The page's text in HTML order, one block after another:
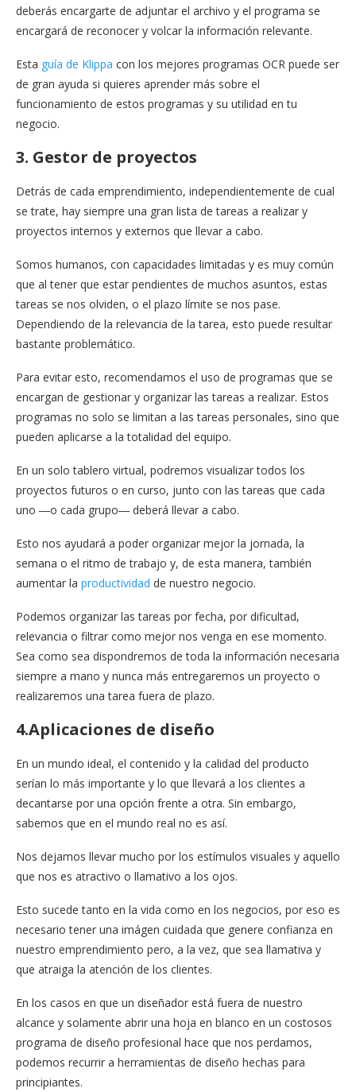
deberás encargarte de adjuntar el archivo y el programa se
encargará de reconocer y volcar la información relevante.
Esta guía de Klippa con los mejores programas OCR puede ser
de gran ayuda si quieres aprender más sobre el
funcionamiento de estos programas y su utilidad en tu
negocio.
3. Gestor de proyectos
Detrás de cada emprendimiento, independientemente de cual
se trate, hay siempre una gran lista de tareas a realizar y
proyectos internos y externos que llevar a cabo.
Somos humanos, con capacidades limitadas y es muy común
que al tener que estar pendientes de muchos asuntos, estas
tareas se nos olviden, o el plazo límite se nos pase.
Dependiendo de la relevancia de la tarea, esto puede resultar
bastante problemático.
Para evitar esto, recomendamos el uso de programas que se
encargan de gestionar y organizar las tareas a realizar. Estos
programas no solo se limitan a las tareas personales, sino que
pueden aplicarse a la totalidad del equipo.
En un solo tablero virtual, podremos visualizar todos los
proyectos futuros o en curso, junto con las tareas que cada
uno ―o cada grupo― deberá llevar a cabo.
Esto nos ayudará a poder organizar mejor la jornada, la
semana o el ritmo de trabajo y, de esta manera, también
aumentar la productividad de nuestro negocio.
Podemos organizar las tareas por fecha, por dificultad,
relevancia o filtrar como mejor nos venga en ese momento.
Sea como sea dispondremos de toda la información necesaria
siempre a mano y nunca más entregaremos un proyecto o
realizaremos una tarea fuera de plazo.
4.Aplicaciones de diseño
En un mundo ideal, el contenido y la calidad del producto
serían lo más importante y lo que llevará a los clientes a
decantarse por una opción frente a otra. Sin embargo,
sabemos que en el mundo real no es así.
Nos dejamos llevar mucho por los estímulos visuales y aquello
que nos es atractivo o llamativo a los ojos.
Esto sucede tanto en la vida como en los negocios, por eso es
necesario tener una imágen cuidada que genere confianza en
nuestro emprendimiento pero, a la vez, que sea llamativa y
que atraiga la atención de los clientes.
En los casos en que un diseñador está fuera de nuestro
alcance y solamente abrir una hoja en blanco en un costosos
programa de diseño profesional hace que nos perdamos,
podemos recurrir a herramientas de diseño hechas para
principiantes.